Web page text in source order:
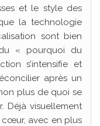
et le style des
la technologie
sont bien
« pourquoi du
s’intensifie et
après un
plus de quoi se
Déjà visuellement
cœur, avec en plus